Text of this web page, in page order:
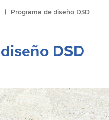
Programa de diseño DSD
DSD